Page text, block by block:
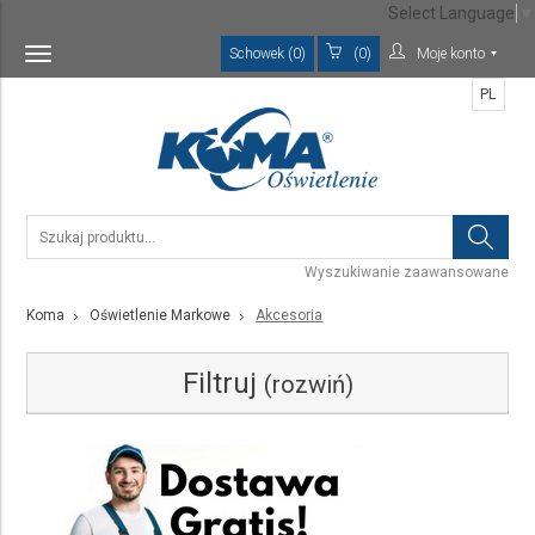
Toggle
navigation
Schowek (0) (0) Moje konto
Wyszukiwanie zaawansowane
PL
Koma Oświetlenie Markowe Akcesoria
Filtruj (rozwiń)
Kategoria
Select Language